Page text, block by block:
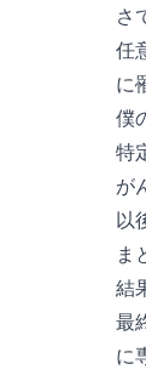
さ
任
に
僕
特
が
以
ま
結
最
に